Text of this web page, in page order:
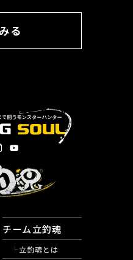
る
チーム立釣魂
立釣魂とは